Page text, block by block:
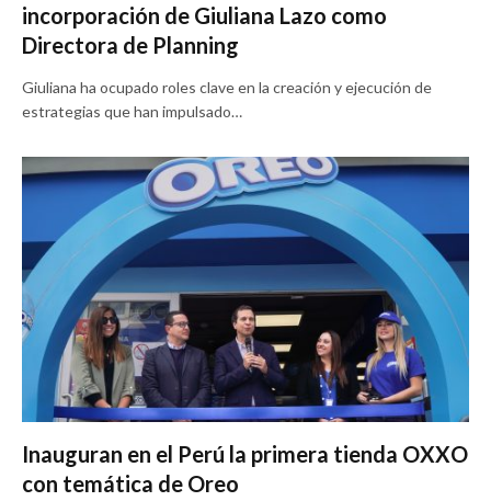
incorporación de Giuliana Lazo como
Directora de Planning
Giuliana ha ocupado roles clave en la creación y ejecución de
estrategias que han impulsado…
Inauguran en el Perú la primera tienda OXXO
con temática de Oreo